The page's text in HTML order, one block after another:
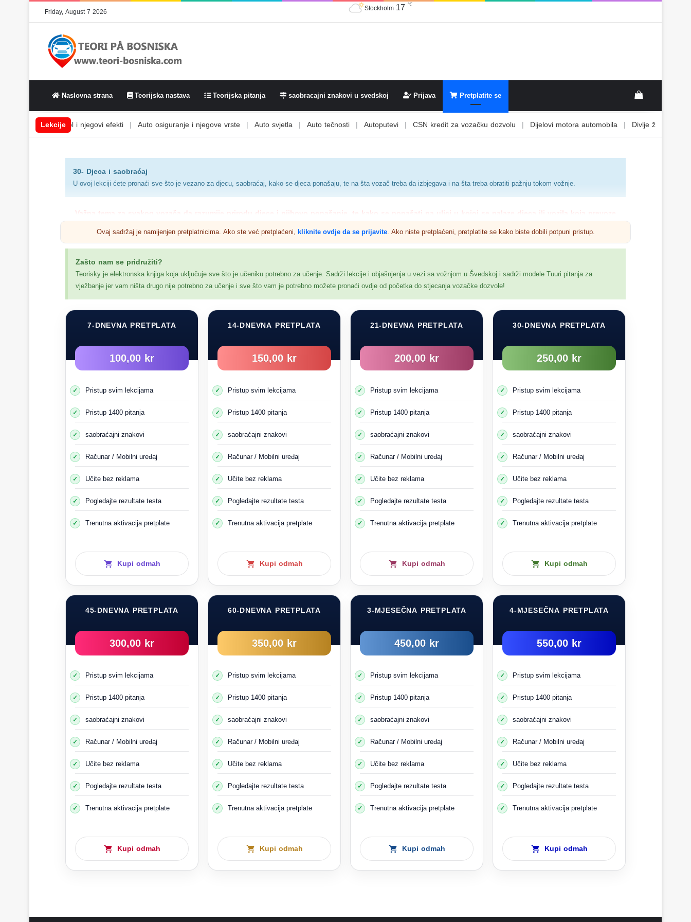
Friday, August 7 2026 Stockholm 17 ℃
Naslovna strana Teorijska nastava Teorijska pitanja saobracajni znakovi u svedskoj Prijava Pretplatite se
Lekcije
Alkohol i njegovi efekti | Auto osiguranje i njegove vrste | Auto svjetla | Auto tečnosti | Autoputevi | CSN kredit za vozačku dozvolu | Dijelovi motora automobila | Divlje životinje
30- Djeca i saobraćaj
U ovoj lekciji ćete pronaći sve što je vezano za djecu, saobraćaj, kako se djeca ponašaju, te na šta vozač treba da izbjegava i na šta treba obratiti pažnju tokom vožnje.
Važna tema za svakog vozača da razumije prirodu djece i njihovo ponašanje, te kako se ponašati na ulici u kojoj se nalaze djeca ili vozila koja prevoze
djecu.
Ponašanje djece počinje da se mijenja kada napune 9 godina ili više Vozač mora znati da djetetov vid (ili vid) nije savršen.
Ne može vidjeti nekoliko stvari odjednom i ne obraća pažnju. Gleda u auto, a onda trčeći prelazi cestu i misli da se auto odmah zaustavlja.
Djeca su također prirodno impulsivna i mijenjaju mišljenje brzo i bez ikakvog prethodnog upozorenja
Ne možete predvidjeti šta će iznenada učiniti.
U ovim situacijama treba obratiti više pažnje
Rasadnici
Prostori za igru ​​i zabavu
Parkirani automobili
Djeca sa strane puta
Centar/pješačke ulice
Postoje tri vrste vozila koja prevoze djecu:
Personal car
Mali auto
Veliki autobus
Minibus se može registrovati kao lični automobil, autobus ili kamion. To znači da kada je minibus registrovan kao lično vozilo, sva sedišta moraju biti opremljena
pojasevima.
Što se tiče velikog autobusa, nema uslova za pojaseve.
Autobusi za prevoz dece:
Vozač mora uključiti svjetla upozorenja 100 metara prije i poslije parking mjesta. Svjetla upozorenja moraju se također upaliti kada se djeca ostavljaju ili se ukrcaju kako
bi upozorili drugi saobraćaj na prisustvo djece na putu ili u tom području. Imate pravo pretjecati malom brzinom i biti izuzetno oprezni ako dijete skoči ili prijeđe cestu.
Ovaj sadržaj je namijenjen pretplatnicima. Ako ste već pretplaćeni, kliknite ovdje da se prijavite. Ako niste pretplaćeni, pretplatite se kako biste dobili potpuni pristup.
Zašto nam se pridružiti?
Teorisky je elektronska knjiga koja uključuje sve što je učeniku potrebno za učenje. Sadrži lekcije i objašnjenja u vezi sa vožnjom u Švedskoj i sadrži modele Tuuri pitanja za
vježbanje jer vam ništa drugo nije potrebno za učenje i sve što vam je potrebno možete pronaći ovdje od početka do stjecanja vozačke dozvole!
7-DNEVNA PRETPLATA
100,00 kr
Pristup svim lekcijama
Pristup 1400 pitanja
saobraćajni znakovi
Računar / Mobilni uređaj
Učite bez reklama
Pogledajte rezultate testa
Trenutna aktivacija pretplate
Kupi odmah
14-DNEVNA PRETPLATA
150,00 kr
Pristup svim lekcijama
Pristup 1400 pitanja
saobraćajni znakovi
Računar / Mobilni uređaj
Učite bez reklama
Pogledajte rezultate testa
Trenutna aktivacija pretplate
Kupi odmah
21-DNEVNA PRETPLATA
200,00 kr
Pristup svim lekcijama
Pristup 1400 pitanja
saobraćajni znakovi
Računar / Mobilni uređaj
Učite bez reklama
Pogledajte rezultate testa
Trenutna aktivacija pretplate
Kupi odmah
30-DNEVNA PRETPLATA
250,00 kr
Pristup svim lekcijama
Pristup 1400 pitanja
saobraćajni znakovi
Računar / Mobilni uređaj
Učite bez reklama
Pogledajte rezultate testa
Trenutna aktivacija pretplate
Kupi odmah
45-DNEVNA PRETPLATA
300,00 kr
Pristup svim lekcijama
Pristup 1400 pitanja
saobraćajni znakovi
Računar / Mobilni uređaj
Učite bez reklama
Pogledajte rezultate testa
Trenutna aktivacija pretplate
Kupi odmah
60-DNEVNA PRETPLATA
350,00 kr
Pristup svim lekcijama
Pristup 1400 pitanja
saobraćajni znakovi
Računar / Mobilni uređaj
Učite bez reklama
Pogledajte rezultate testa
Trenutna aktivacija pretplate
Kupi odmah
3-MJESEČNA PRETPLATA
450,00 kr
Pristup svim lekcijama
Pristup 1400 pitanja
saobraćajni znakovi
Računar / Mobilni uređaj
Učite bez reklama
Pogledajte rezultate testa
Trenutna aktivacija pretplate
Kupi odmah
4-MJESEČNA PRETPLATA
550,00 kr
Pristup svim lekcijama
Pristup 1400 pitanja
saobraćajni znakovi
Računar / Mobilni uređaj
Učite bez reklama
Pogledajte rezultate testa
Trenutna aktivacija pretplate
Kupi odmah